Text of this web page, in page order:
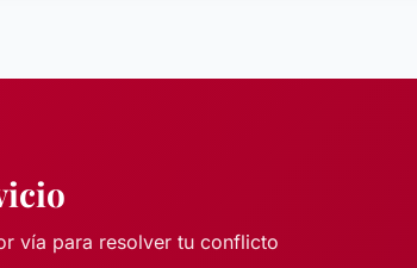
vía para resolver tu conflicto